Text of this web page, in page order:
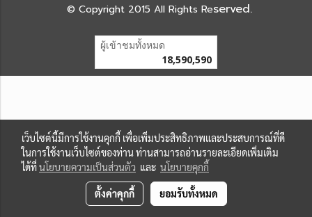
© Copyright 2015 All Rights Reserved.
ผู้เข้าชมทั้งหมด
18,590,590
เว็บไซต์นี้มีการใช้งานคุกกี้ เพื่อเพิ่มประสิทธิภาพและประสบการณ์ที่ดี
ในการใช้งานเว็บไซต์ของท่าน ท่านสามารถอ่านรายละเอียดเพิ่มเติม
ได้ที่นโยบายความเป็นส่วนตัว และ นโยบายคุกกี้
ตั้งค่าคุกกี้ ยอมรับทั้งหมด